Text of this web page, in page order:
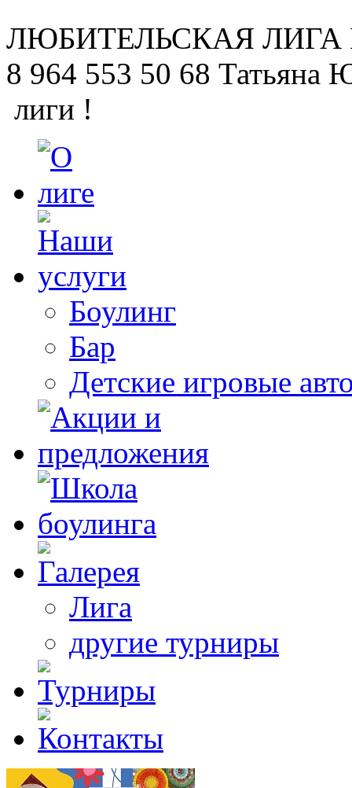
ЛЮБИТЕЛЬСКАЯ ЛИГА
8 964 553 50 68 Татьяна
лиги !
Боулинг
Бар
Детские игровые
Лига
другие турниры